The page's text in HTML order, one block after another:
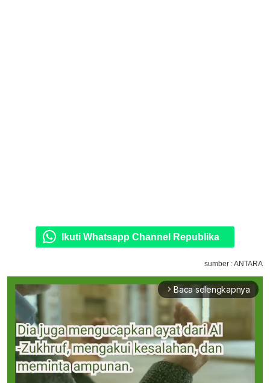
Ikuti Whatsapp Channel Republika
sumber : ANTARA
arrow_forward_ios Baca selengkapnya